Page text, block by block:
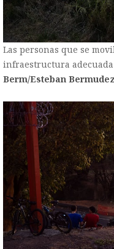
Las personas que se
infraestructura
Berm/Esteban